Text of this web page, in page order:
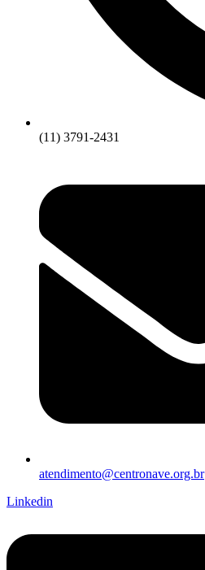
(11) 3791-2431
atendimento@centronave.org.br
Linkedin